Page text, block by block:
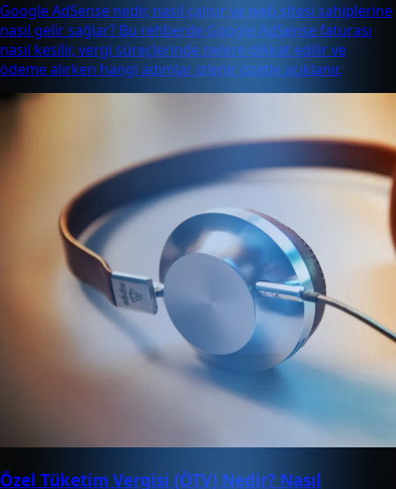
Google AdSense nedir, nasıl çalışır ve web sitesi sahiplerine
nasıl gelir sağlar? Bu rehberde Google AdSense faturası
nasıl kesilir, vergi süreçlerinde nelere dikkat edilir ve
ödeme alırken hangi adımlar izlenir özetle açıklanır.
Özel Tüketim Vergisi (ÖTV) Nedir? Nasıl